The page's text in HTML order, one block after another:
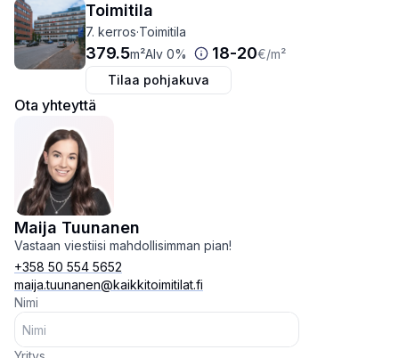
Toimitila
7. kerros·Toimitila
379.5m²Alv 0% 18-20€/m²
Tilaa pohjakuva
Ota yhteyttä
Maija Tuunanen
Vastaan viestiisi mahdollisimman pian!
+358 50 554 5652
maija.tuunanen@kaikkitoimitilat.fi
Nimi